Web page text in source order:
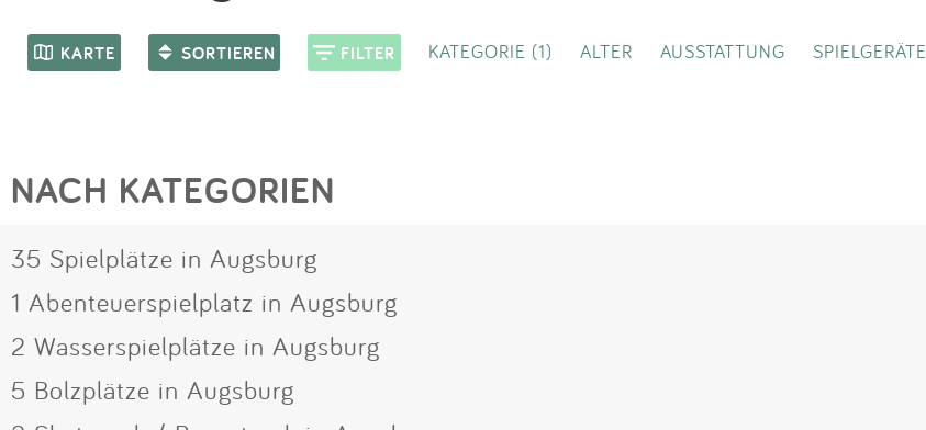
KARTE SORTIEREN FILTER KATEGORIE (1) ALTER AUSSTATTUNG SPIELGERÄTE
NACH KATEGORIEN
35 Spielplätze in Augsburg
1 Abenteuerspielplatz in Augsburg
2 Wasserspielplätze in Augsburg
5 Bolzplätze in Augsburg